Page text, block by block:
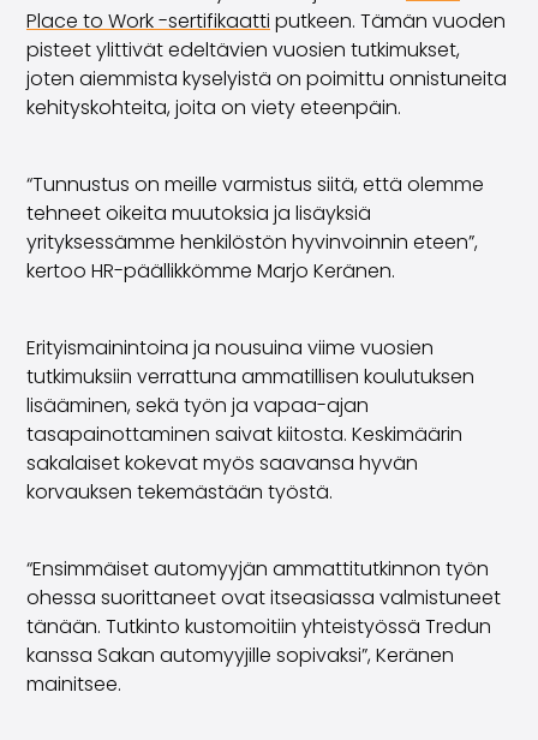
Autotyypit
Maasturit ja katumaasturit
Nelivedot
Premium-autot
Perheautot
Kaupunkiautot
Vetoautot
Pakettiautot
Hyötyajoneuvot
Saka Select
Automerkit
Audi
BMW
Kia
Mercedes-Benz
Skoda
Tesla
Toyota
Volkswagen
Volvo
Place to Work -sertifikaatti putkeen. Tämän vuoden
pisteet ylittivät edeltävien vuosien tutkimukset,
joten aiemmista kyselyistä on poimittu onnistuneita
kehityskohteita, joita on viety eteenpäin.
“Tunnustus on meille varmistus siitä, että olemme
tehneet oikeita muutoksia ja lisäyksiä
yrityksessämme henkilöstön hyvinvoinnin eteen”,
kertoo HR-päällikkömme Marjo Keränen.
Erityismainintoina ja nousuina viime vuosien
tutkimuksiin verrattuna ammatillisen koulutuksen
lisääminen, sekä työn ja vapaa-ajan
tasapainottaminen saivat kiitosta. Keskimäärin
sakalaiset kokevat myös saavansa hyvän
korvauksen tekemästään työstä.
“Ensimmäiset automyyjän ammattitutkinnon työn
ohessa suorittaneet ovat itseasiassa valmistuneet
tänään. Tutkinto kustomoitiin yhteistyössä Tredun
kanssa Sakan automyyjille sopivaksi”, Keränen
mainitsee.